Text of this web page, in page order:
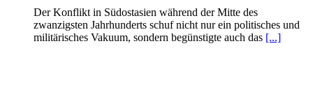
Der Konflikt in Südostasien während der Mitte des
zwanzigsten Jahrhunderts schuf nicht nur ein politisches und
militärisches Vakuum, sondern begünstigte auch das [...]